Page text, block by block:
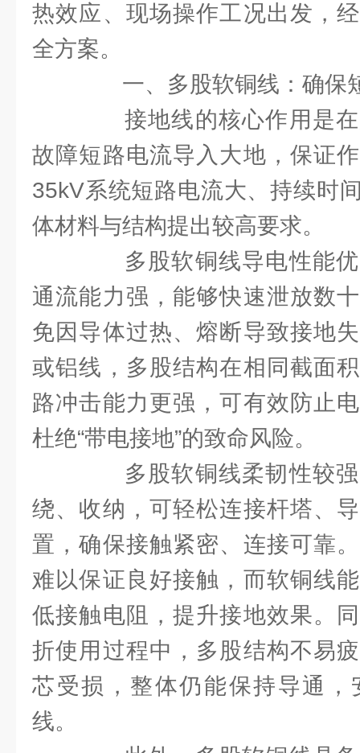
热效应、现场操作工况出发，
全方案。
一、多股软铜线：确保
接地线的核心作用是在
故障短路电流导入大地，保证
35kV系统短路电流大、持续时
体材料与结构提出较高要求。
多股软铜线导电性能优
通流能力强，能够快速泄放数
免因导体过热、熔断导致接地
或铝线，多股结构在相同截面
路冲击能力更强，可有效防止
杜绝“带电接地”的致命风险。
多股软铜线柔韧性较强
绕、收纳，可轻松连接杆塔、
置，确保接触紧密、连接可靠
难以保证良好接触，而软铜线
低接触电阻，提升接地效果。
折使用过程中，多股结构不易
芯受损，整体仍能保持导通，
线。